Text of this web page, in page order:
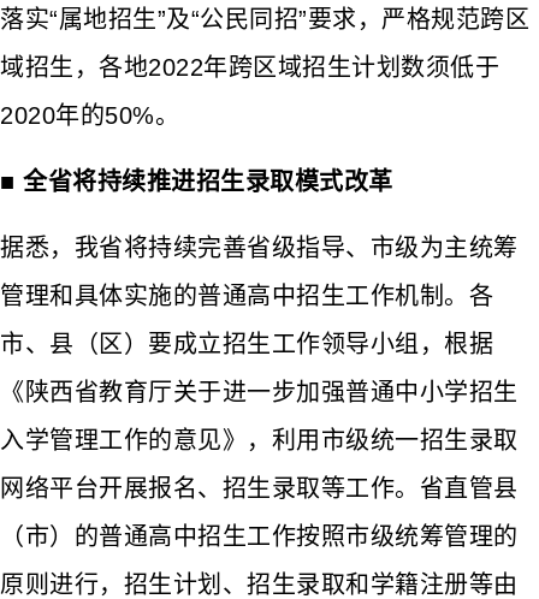
落实“属地招生”及“公民同招”要求，严格规范跨区
域招生，各地2022年跨区域招生计划数须低于
2020年的50%。
■ 全省将持续推进招生录取模式改革
据悉，我省将持续完善省级指导、市级为主统筹
管理和具体实施的普通高中招生工作机制。各
市、县（区）要成立招生工作领导小组，根据
《陕西省教育厅关于进一步加强普通中小学招生
入学管理工作的意见》，利用市级统一招生录取
网络平台开展报名、招生录取等工作。省直管县
（市）的普通高中招生工作按照市级统筹管理的
原则进行，招生计划、招生录取和学籍注册等由